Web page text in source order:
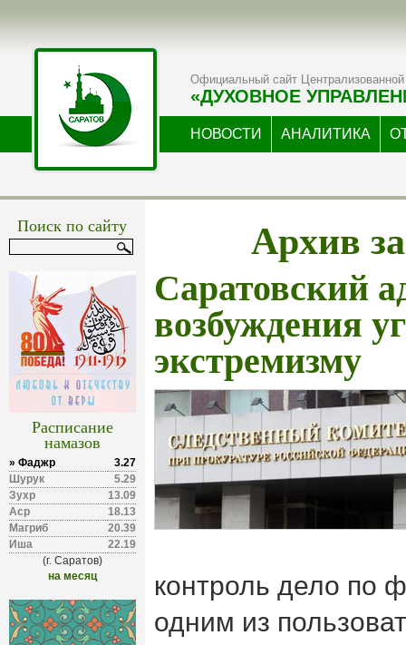
Официальный сайт Централизованной
«ДУХОВНОЕ
НОВОСТИ АНАЛИТИКА
Поиск по сайту
Расписание
намазов
» Фаджр
3.27
Шурук
5.29
Зухр
13.09
Аср
18.13
Магриб
20.39
Иша
22.19
(г. Саратов)
на месяц
Архив
Саратовский
возбуждения
экстремизму
контроль дело по
одним из